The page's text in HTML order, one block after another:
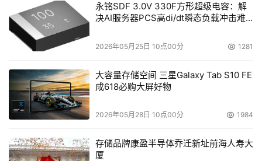
永铭SDF 3.0V 330F方形超级电容：解
决AI服务器PCS高di/dt瞬态负载冲击难
2026年05月25日 10点00分 1281
大容量存储空间 三星Galaxy Tab S10 FE
成618必购大屏好物
2026年05月28日 10点00分 1984
存储品牌康盈半导体乔迁新址前海人寿大
厦